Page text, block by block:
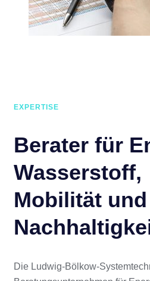
EXPERTISE
Berater für
Wasserstoff,
Mobilität und
Die Ludwig-Bölkow-